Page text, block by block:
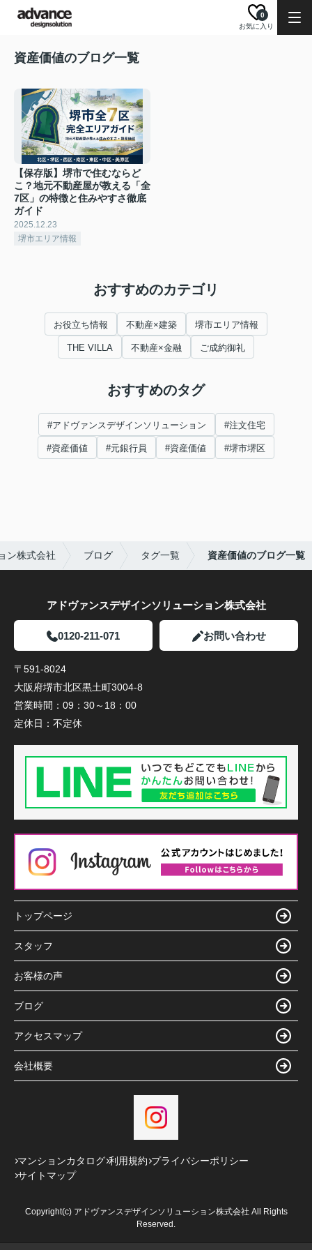
お気に入り
0
資産価値のブログ一覧
【保存版】堺市で住むならど
こ？地元不動産屋が教える「全
7区」の特徴と住みやすさ徹底
ガイド
2025.12.23
堺市エリア情報
おすすめのカテゴリ
お役立ち情報 不動産×建築 堺市エリア情報
THE VILLA 不動産×金融 ご成約御礼
おすすめのタグ
#アドヴァンスデザインソリューション #注文住宅
#資産価値 #元銀行員 #資産価値 #堺市堺区
ン株式会社 ブログ タグ一覧 資産価値のブログ一覧
アドヴァンスデザインソリューション株式会社
0120-211-071 お問い合わせ
〒591-8024
大阪府堺市北区黒土町3004-8
営業時間： 09：30～18：00
定休日： 不定休
トップページ
スタッフ
お客様の声
ブログ
アクセスマップ
会社概要
マンションカタログ 利用規約 プライバシーポリシー
サイトマップ
Copyright(c) アドヴァンスデザインソリューション株式会社 All Rights
Reserved.